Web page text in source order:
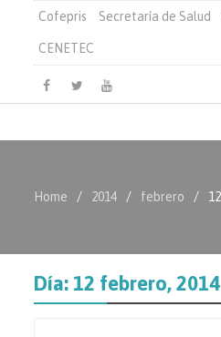
Cofepris Secretaría de Salud
CENETEC
Facebook
TwitterYoutube
Home 2014 febrero 12
Día: 12 febrero, 2014